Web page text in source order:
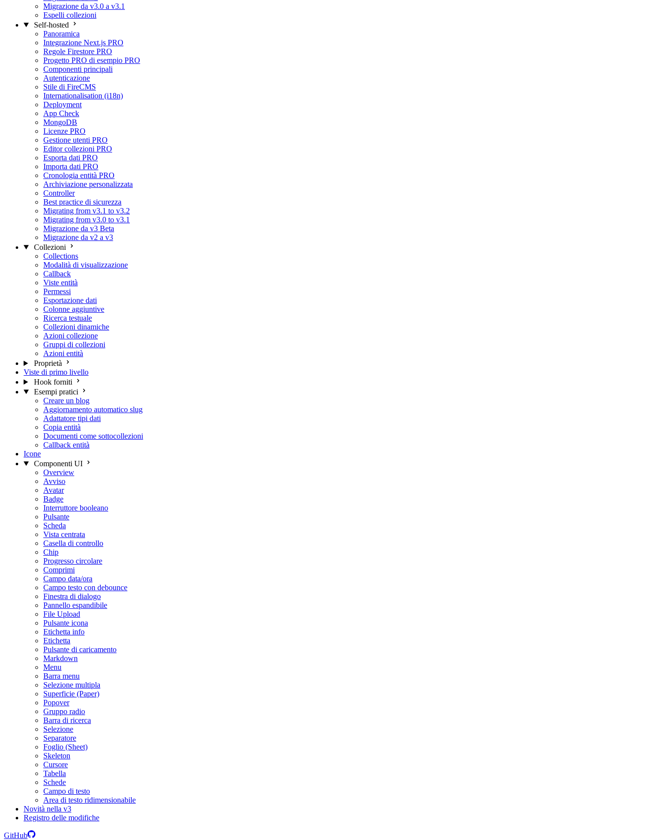
Migrazione da v3.0 a v3.1
Espelli collezioni
Self-hosted
Panoramica
Integrazione Next.js PRO
Regole Firestore PRO
Progetto PRO di esempio PRO
Componenti principali
Autenticazione
Stile di FireCMS
Internationalisation (i18n)
Deployment
App Check
MongoDB
Licenze PRO
Gestione utenti PRO
Editor collezioni PRO
Esporta dati PRO
Importa dati PRO
Cronologia entità PRO
Archiviazione personalizzata
Controller
Best practice di sicurezza
Migrating from v3.1 to v3.2
Migrating from v3.0 to v3.1
Migrazione da v3 Beta
Migrazione da v2 a v3
Collezioni
Collections
Modalità di visualizzazione
Callback
Viste entità
Permessi
Esportazione dati
Colonne aggiuntive
Ricerca testuale
Collezioni dinamiche
Azioni collezione
Gruppi di collezioni
Azioni entità
Proprietà
Viste di primo livello
Hook forniti
Esempi pratici
Creare un blog
Aggiornamento automatico slug
Adattatore tipi dati
Copia entità
Documenti come sottocollezioni
Callback entità
Icone
Componenti UI
Overview
Avviso
Avatar
Badge
Interruttore booleano
Pulsante
Scheda
Vista centrata
Casella di controllo
Chip
Progresso circolare
Comprimi
Campo data/ora
Campo testo con debounce
Finestra di dialogo
Pannello espandibile
File Upload
Pulsante icona
Etichetta info
Etichetta
Pulsante di caricamento
Markdown
Menu
Barra menu
Selezione multipla
Superficie (Paper)
Popover
Gruppo radio
Barra di ricerca
Selezione
Separatore
Foglio (Sheet)
Skeleton
Cursore
Tabella
Schede
Campo di testo
Area di testo ridimensionabile
Novità nella v3
Registro delle modifiche
GitHub